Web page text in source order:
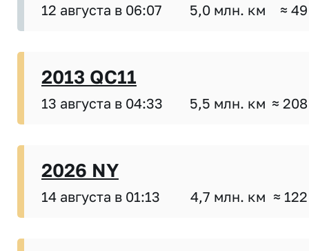
12 августа в 06:07 5,0 млн. км ≈
2013 QC11
13 августа в 04:33 5,5 млн. км ≈
2026 NY
14 августа в 01:13 4,7 млн. км ≈